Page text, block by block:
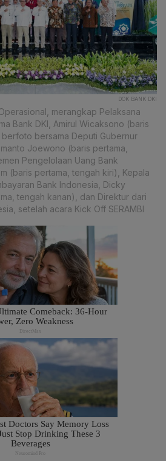
DOK BANK DKI
merangkap Pelaksana
Bank DKI, Amirul Wicaksono (baris
bersama Deputi Gubernur
Joewono (baris pertama,
Pengelolaan Uang Bank
(baris pertama, tengah kiri), Kepala
Bank Indonesia, Dicky
tengah kanan), dan Direktur dari
setelah acara Kick Off SERAMBI